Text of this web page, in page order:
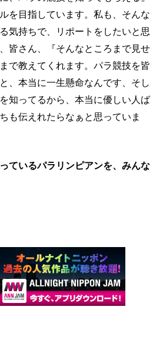
を目指しています。私も、そんな
気持ちで、リポートをしたいと思
皆さん、『そんなところまで見せ
で教えてくれます。パラ競技を皆
、本当に一生懸命なんです、そし
知ってるから、本当に優しい人ば
も伝えれたらなぁと思っていま
ているパラリンピアンを、みんな